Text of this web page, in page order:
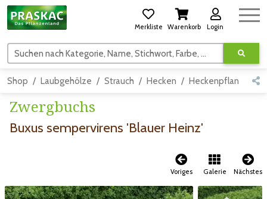
Merkliste Warenkorb Login
Suchen nach Kategorie, Name, Stichwort, Farbe, usw.
Shop Laubgehölze Strauch Hecken Heckenpflanzen
Zwergbuchs
Buxus sempervirens 'Blauer Heinz'
Voriges Galerie Nächstes